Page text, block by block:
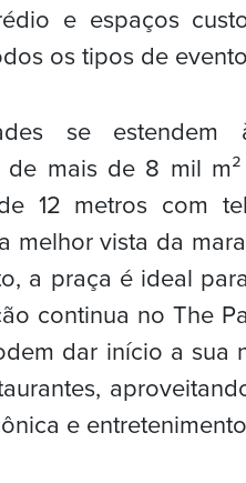
e espaços
os tipos de
se
de mais de 8 mil
12 metros com
melhor vista da
a praça é ideal
continua no The
dar início a sua
e